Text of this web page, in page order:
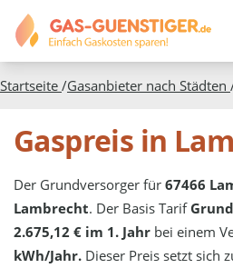
Startseite /Gasanbieter nach Städten
Gaspreis in
Der Grundversorger für67466
Lambrecht. Der Basis Tarif
2.675,12 € im 1. Jahr bei einem
kWh/Jahr. Dieser Preis setzt sich